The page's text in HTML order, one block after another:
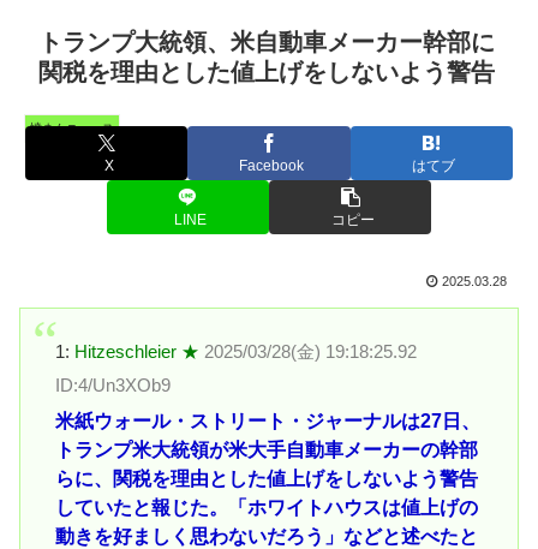
トランプ大統領、米自動車メーカー幹部に
関税を理由とした値上げをしないよう警告
憤まんニュース
X Facebook はてブ
LINE コピー
2025.03.28
1: Hitzeschleier ★ 2025/03/28(金) 19:18:25.92
ID:4/Un3XOb9
米紙ウォール・ストリート・ジャーナルは27日、
トランプ米大統領が米大手自動車メーカーの幹部
らに、関税を理由とした値上げをしないよう警告
していたと報じた。「ホワイトハウスは値上げの
動きを好ましく思わないだろう」などと述べたと